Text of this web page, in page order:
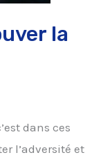
la
dans ces
l’adversité et